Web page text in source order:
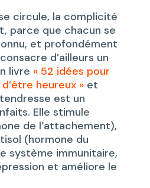
circule, la complicité
parce que chacun se
et profondément
d’ailleurs un
livre « 52 idées pour
heureux »et
est un
Elle stimule
de l’attachement),
(hormone du
système immunitaire,
et améliore le